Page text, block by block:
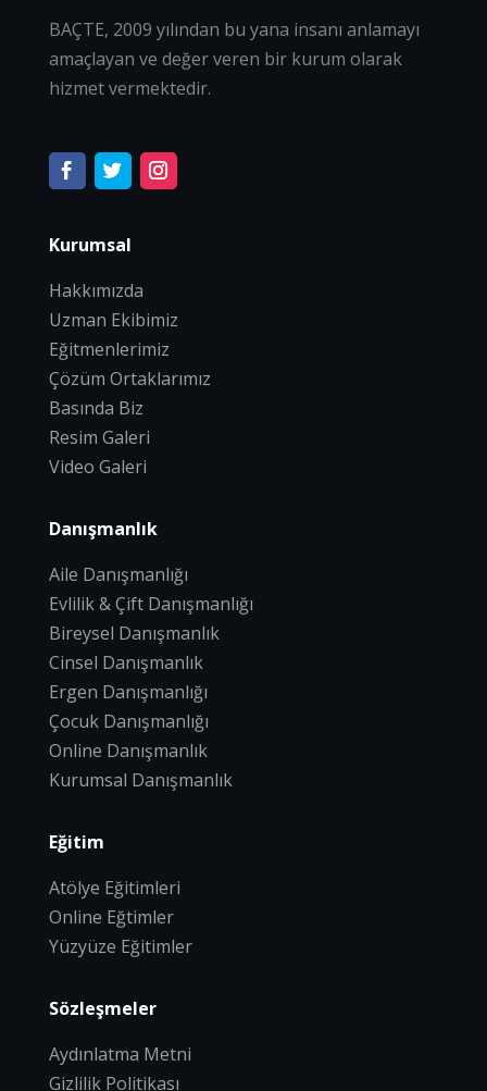
BAÇTE, 2009 yılından bu yana insanı anlamayı
amaçlayan ve değer veren bir kurum olarak
hizmet vermektedir.
Kurumsal
Hakkımızda
Uzman Ekibimiz
Eğitmenlerimiz
Çözüm Ortaklarımız
Basında Biz
Resim Galeri
Video Galeri
Danışmanlık
Aile Danışmanlığı
Evlilik & Çift Danışmanlığı
Bireysel Danışmanlık
Cinsel Danışmanlık
Ergen Danışmanlığı
Çocuk Danışmanlığı
Online Danışmanlık
Kurumsal Danışmanlık
Eğitim
Atölye Eğitimleri
Online Eğtimler
Yüzyüze Eğitimler
Sözleşmeler
Aydınlatma Metni
Gizlilik Politikası